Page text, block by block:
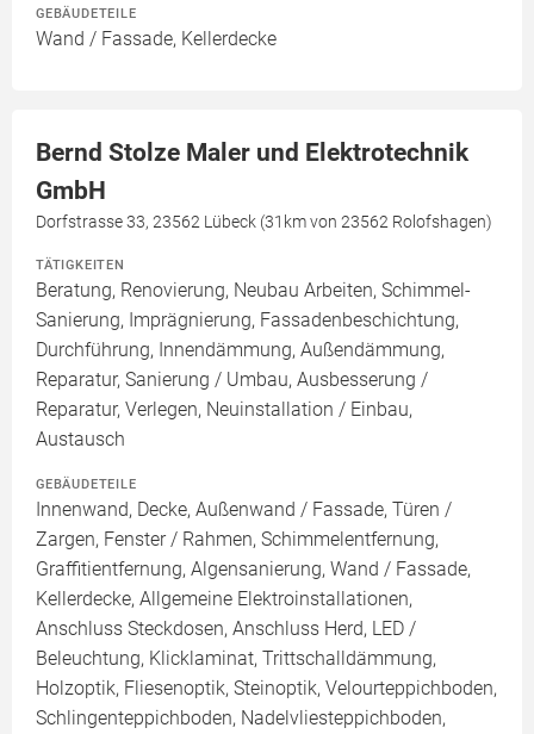
GEBÄUDETEILE
Wand / Fassade, Kellerdecke
Bernd Stolze Maler und Elektrotechnik
GmbH
Dorfstrasse 33, 23562 Lübeck (31km von 23562 Rolofshagen)
TÄTIGKEITEN
Beratung, Renovierung, Neubau Arbeiten, Schimmel-
Sanierung, Imprägnierung, Fassadenbeschichtung,
Durchführung, Innendämmung, Außendämmung,
Reparatur, Sanierung / Umbau, Ausbesserung /
Reparatur, Verlegen, Neuinstallation / Einbau,
Austausch
GEBÄUDETEILE
Innenwand, Decke, Außenwand / Fassade, Türen /
Zargen, Fenster / Rahmen, Schimmelentfernung,
Graffitientfernung, Algensanierung, Wand / Fassade,
Kellerdecke, Allgemeine Elektroinstallationen,
Anschluss Steckdosen, Anschluss Herd, LED /
Beleuchtung, Klicklaminat, Trittschalldämmung,
Holzoptik, Fliesenoptik, Steinoptik, Velourteppichboden,
Schlingenteppichboden, Nadelvliesteppichboden,